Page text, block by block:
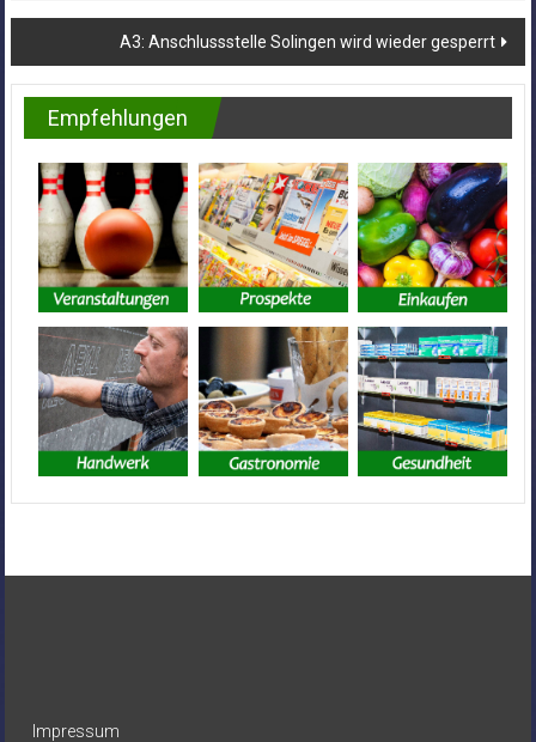
A3: Anschlussstelle Solingen wird wieder gesperrt
Empfehlungen
Impressum